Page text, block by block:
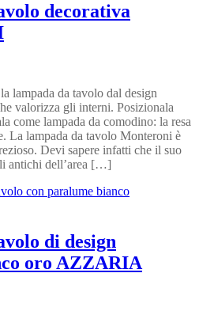
decorativa
lampada da tavolo dal design
valorizza gli interni. Posizionala
come lampada da comodino: la resa
La lampada da tavolo Monteroni è
Devi sapere infatti che il suo
antichi dell’area […]
di design
oro AZZARIA